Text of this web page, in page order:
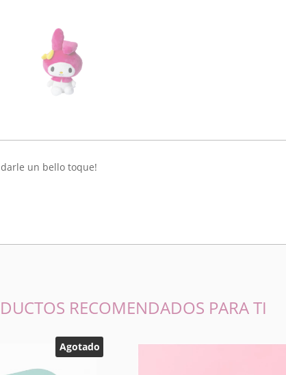
un bello toque!
RECOMENDADOS PARA TI
Agotado